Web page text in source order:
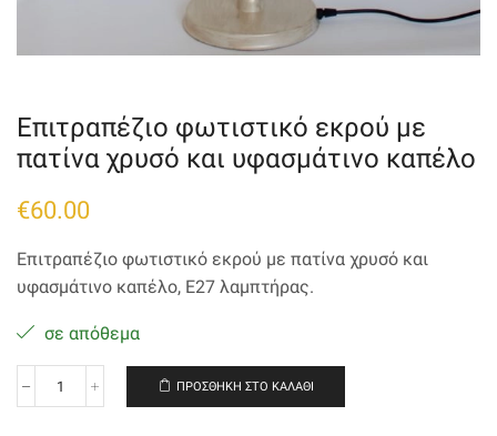
Επιτραπέζιο φωτιστικό εκρού με
πατίνα χρυσό και υφασμάτινο καπέλο
€60.00
Επιτραπέζιο φωτιστικό εκρού με πατίνα χρυσό και
υφασμάτινο καπέλο, Ε27 λαμπτήρας.
σε απόθεμα
Επιτραπέζιο
ΠΡΟΣΘΉΚΗ ΣΤΟ ΚΑΛΆΘΙ